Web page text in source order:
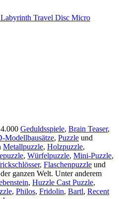
Labyrinth Travel Disc Micro
Geduldsspiele, Brain Teaser,
Modellbausätze, Puzzle und
Metallpuzzle, Holzpuzzle,
, Würfelpuzzle, Mini-Puzzle,
, Flaschenpuzzle und
ganzen Welt. Unter anderem
, Huzzle Cast Puzzle,
, Philos, Fridolin, Bartl, Recent